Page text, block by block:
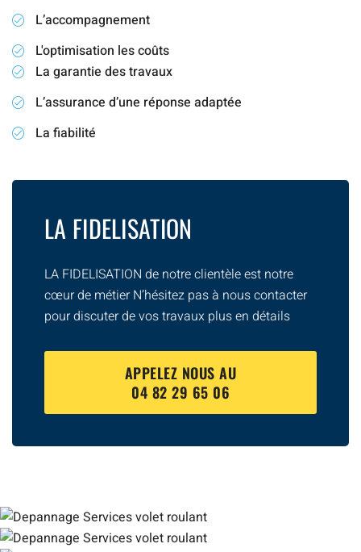
L’accompagnement
L'optimisation les coûts
La garantie des travaux
L’assurance d’une réponse adaptée
La fiabilité
LA FIDELISATION
LA FIDELISATION de notre clientèle est notre
cœur de métier N’hésitez pas à nous contacter
pour discuter de vos travaux plus en détails
APPELEZ NOUS AU
04 82 29 65 06